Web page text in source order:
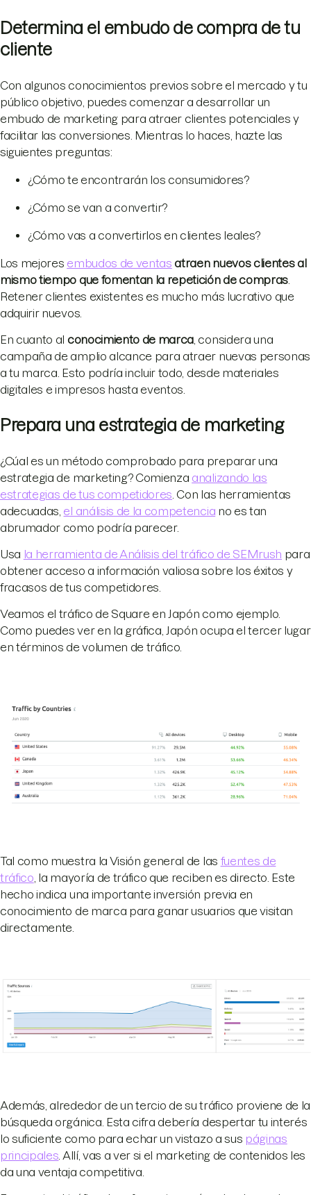
Determina el embudo de compra de tu
cliente
Con algunos conocimientos previos sobre el mercado y tu
público objetivo, puedes comenzar a desarrollar un
embudo de marketing para atraer clientes potenciales y
facilitar las conversiones. Mientras lo haces, hazte las
siguientes preguntas:
¿Cómo te encontrarán los consumidores?
¿Cómo se van a convertir?
¿Cómo vas a convertirlos en clientes leales?
Los mejores embudos de ventas atraen nuevos clientes al
mismo tiempo que fomentan la repetición de compras
Retener clientes existentes es mucho más lucrativo que
adquirir nuevos.
En cuanto al conocimiento de marca , considera una
campaña de amplio alcance para atraer nuevas personas
a tu marca. Esto podría incluir todo, desde materiales
digitales e impresos hasta eventos.
Prepara una estrategia de marketing
¿Cúal es un método comprobado para preparar una
estrategia de marketing? Comienza analizando las
estrategias de tus competidores . Con las herramientas
adecuadas, el análisis de la competencia no es tan
abrumador como podría parecer.
Usa la herramienta de Análisis del tráfico de SEMrush para
obtener acceso a información valiosa sobre los éxitos y
fracasos de tus competidores.
Veamos el tráfico de Square en Japón como ejemplo.
Como puedes ver en la gráfica, Japón ocupa el tercer lugar
en términos de volumen de tráfico.
Tal como muestra la Visión general de las fuentes de
tráfico , la mayoría de tráfico que reciben es directo. Este
hecho indica una importante inversión previa en
conocimiento de marca para ganar usuarios que visitan
directamente.
Además, alrededor de un tercio de su tráfico proviene de la
búsqueda orgánica. Esta cifra debería despertar tu interés
lo suficiente como para echar un vistazo a sus páginas
principales . Allí, vas a ver si el marketing de contenidos les
da una ventaja competitiva.